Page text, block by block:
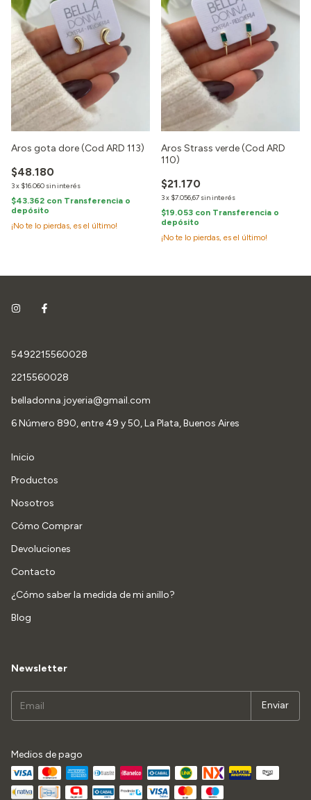
Aros gota dore (Cod ARD 113)
$48.180
3x $16.060 sin interés
$43.362 con Transferencia o
depósito
¡No te lo pierdas, es el último!
Aros Strass verde (Cod ARD
110)
$21.170
3x $7.056,67 sin interés
$19.053 con Transferencia o
depósito
¡No te lo pierdas, es el último!
5492215560028
2215560028
belladonna.joyeria@gmail.com
6 Número 890, entre 49 y 50, La Plata, Buenos Aires
Inicio
Productos
Nosotros
Cómo Comprar
Devoluciones
Contacto
¿Cómo saber la medida de mi anillo?
Blog
Newsletter
Medios de pago